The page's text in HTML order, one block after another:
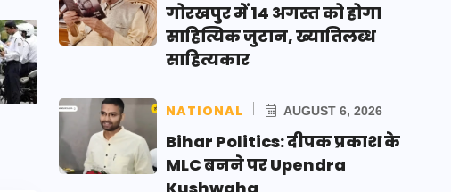
गोरखपुर में 14 अगस्त को होगा
साहित्यिक जुटान, ख्यातिलब्ध
साहित्यकार
NATIONAL AUGUST 6, 2026
Bihar Politics: दीपक प्रकाश के
MLC बनने पर Upendra